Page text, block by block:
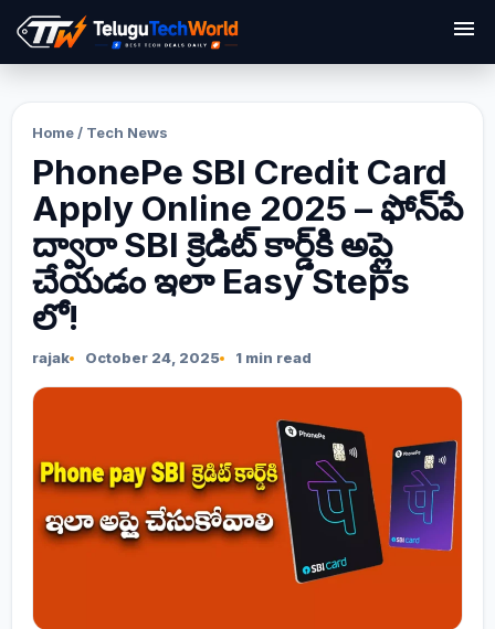
menu
Home / Tech News
PhonePe SBI Credit Card
Apply Online 2025 – ఫోన్‌పే
ద్వారా SBI క్రెడిట్ కార్డ్‌కి అప్లై
చేయడం ఇలా Easy Steps
లో!
rajak October 24, 2025 1 min read